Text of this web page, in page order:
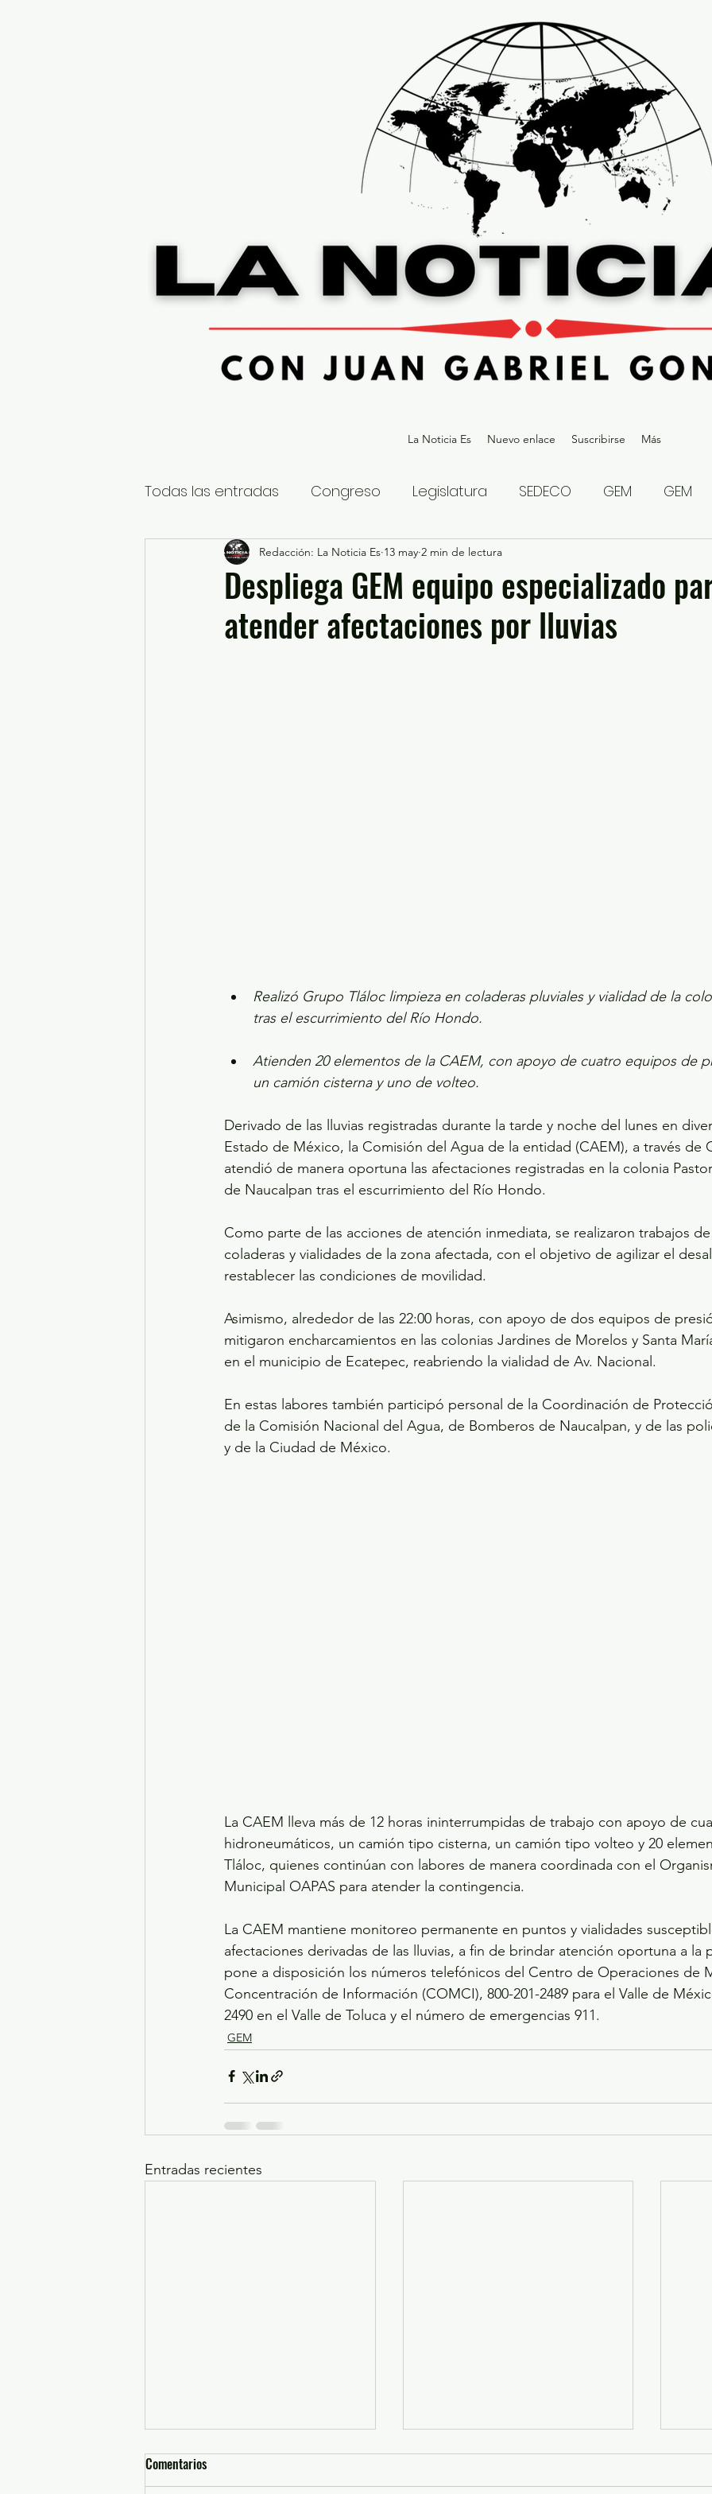
La Noticia Es Nuevo enlace Suscribirse Más
Todas las entradas Congreso Legislatura SEDECO GEM GEM
Nacional Estatal Gubernatura Edoméx 2023
Educación y Cultura Seguridad y Justicia Denuncia Ciudadana
Despliega GEM equipo especializado
atender afectaciones por lluvias
Redacción: La Noticia Es 13 may 2 min de lectura
Realizó Grupo Tláloc limpieza en coladeras pluviales y vialidad de la
tras el escurrimiento del Río Hondo.
Atienden 20 elementos de la CAEM, con apoyo de cuatro equipos de
un camión cisterna y uno de volteo.
Derivado de las lluvias registradas durante la tarde y noche del lunes en
Estado de México, la Comisión del Agua de la entidad (CAEM), a través de
atendió de manera oportuna las afectaciones registradas en la colonia
de Naucalpan tras el escurrimiento del Río Hondo.
Como parte de las acciones de atención inmediata, se realizaron trabajos
coladeras y vialidades de la zona afectada, con el objetivo de agilizar el
restablecer las condiciones de movilidad.
Asimismo, alrededor de las 22:00 horas, con apoyo de dos equipos de
mitigaron encharcamientos en las colonias Jardines de Morelos y Santa
en el municipio de Ecatepec, reabriendo la vialidad de Av. Nacional.
En estas labores también participó personal de la Coordinación de
de la Comisión Nacional del Agua, de Bomberos de Naucalpan, y de las
y de la Ciudad de México.
La CAEM lleva más de 12 horas ininterrumpidas de trabajo con apoyo de
hidroneumáticos, un camión tipo cisterna, un camión tipo volteo y 20
Tláloc, quienes continúan con labores de manera coordinada con el
Municipal OAPAS para atender la contingencia.
La CAEM mantiene monitoreo permanente en puntos y vialidades
afectaciones derivadas de las lluvias, a fin de brindar atención oportuna a la
pone a disposición los números telefónicos del Centro de Operaciones de
Concentración de Información (COMCI), 800-201-2489 para el Valle de
2490 en el Valle de Toluca y el número de emergencias 911.
GEM
Entradas recientes
Comentarios